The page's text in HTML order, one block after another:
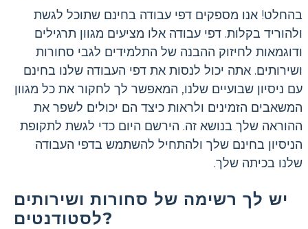
בהחלט! אנו מספקים דפי עבודה בחינם שתוכל לגשת
ולהוריד בקלות. דפי עבודה אלו מציעים מגוון תרגילים
ודוגמאות לחיזוק ההבנה של התלמידים לגבי סחורות
ושירותים. אתה יכול לנסות את דפי העבודה שלנו בחינם
עם ניסיון שבועיים שלנו, המאפשר לך לחקור את כל מגוון
המשאבים הזמינים ולראות כיצד הם יכולים לשפר את
ההוראה שלך בנושא זה. הירשם היום כדי לגשת לתקופת
הניסיון בחינם שלך ולהתחיל להשתמש בדפי העבודה
שלנו בכיתה שלך.
יש לך רשימה של סחורות ושירותים
לסטודנטים?